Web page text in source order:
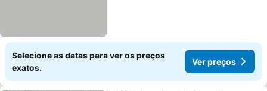
Selecione as datas para ver os preços
exatos.
Ver preços